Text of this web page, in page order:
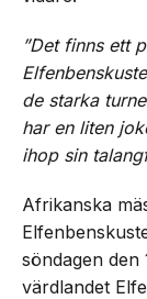
”Det finns ett
de starka
har en liten
ihop sin
Afrikanska
söndagen
värdlandet